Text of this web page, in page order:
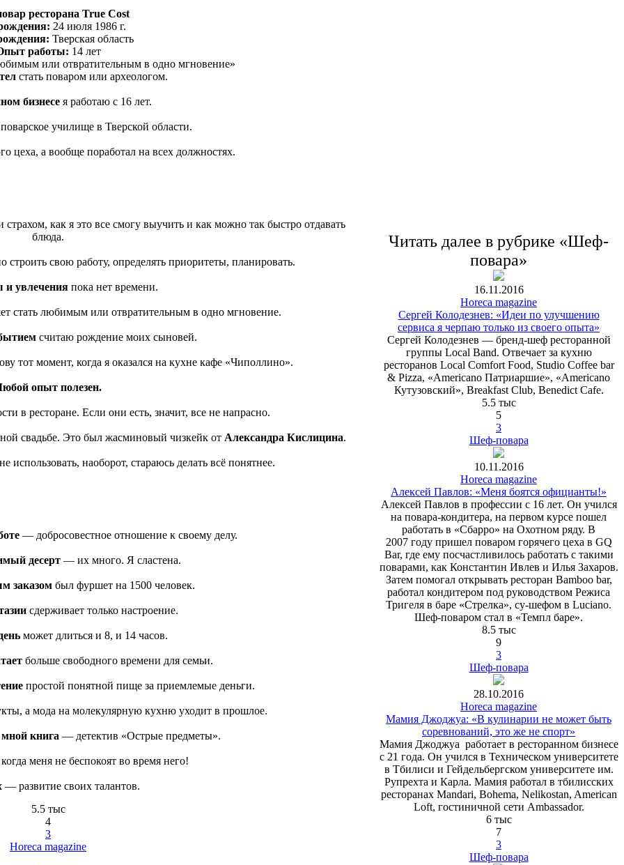
ресторана True Cost
24 июля 1986 г.
Тверская область
работы: 14 лет
или отвратительным в одно мгновение»
стать поваром или археологом.
бизнесея работаю с 16 лет.
училище в Тверской области.
цеха, а вообще поработал на всех должностях.
как я это все смогу выучить и как можно так быстро отдавать
блюда.
строить свою работу, определять приоритеты, планировать.
и увлеченияпока нет времени.
стать любимым или отвратительным в одно мгновение.
считаю рождение моих сыновей.
тот момент, когда я оказался на кухне кафе «Чиполлино».
опыт полезен.
в ресторане. Если они есть, значит, все не напрасно.
свадьбе. Это был жасминовый чизкейк от Александра Кислицина.
использовать, наоборот, стараюсь делать всё понятнее.
— добросовестное отношение к своему делу.
десерт — их много. Я сластена.
заказомбыл фуршет на 1500 человек.
сдерживает только настроение.
может длиться и 8, и 14 часов.
больше свободного времени для семьи.
простой понятной пище за приемлемые деньги.
а мода на молекулярную кухню уходит в прошлое.
книга — детектив «Острые предметы».
меня не беспокоят во время него!
— развитие своих талантов.
5.5 тыс
4
3
Horeca magazine
Читать далее в рубрике «Шеф-
повара»
16.11.2016
Horeca magazine
Сергей Колодезнев: «Идеи по улучшению
сервиса я черпаю только из своего опыта»
Сергей Колодезнев — бренд-шеф ресторанной
группы Local Band. Отвечает за кухню
ресторанов Local Comfort Food, Studio Coffee bar
& Pizza, «Americano Патриаршие», «Americano
Кутузовский», Breakfast Club, Benedict Сafe.
5.5 тыс
5
3
Шеф-повара
10.11.2016
Horeca magazine
Алексей Павлов: «Меня боятся официанты!»
Алексей Павлов в профессии с 16 лет. Он учился
на повара-кондитера, на первом курсе пошел
работать в «Сбарро» на Охотном ряду. В
2007 году пришел поваром горячего цеха в GQ
Bar, где ему посчастливилось работать с такими
поварами, как Константин Ивлев и Илья Захаров.
Затем помогал открывать ресторан Bamboo bar,
работал кондитером под руководством Режиса
Тригеля в баре «Стрелка», су-шефом в Luciano.
Шеф-поваром стал в «Темпл баре».
8.5 тыс
9
3
Шеф-повара
28.10.2016
Horeca magazine
Мамия Джоджуа: «В кулинарии не может быть
соревнований, это же не спорт»
Мамия Джоджуа работает в ресторанном бизнесе
с 21 года. Он учился в Техническом университете
в Тбилиси и Гейдельбергском университете им.
Рупрехта и Карла. Мамия работал в тбилисских
ресторанах Mandari, Bohema, Nelikostan, American
Loft, гостиничной сети Ambassador.
6 тыс
7
3
Шеф-повара